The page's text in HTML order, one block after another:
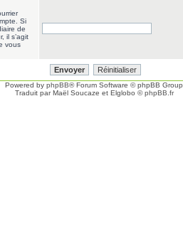
Si
de
il s’agit
vous
Powered by phpBB® Forum Software © phpBB Group
Traduit par Maël Soucaze et Elglobo ©phpBB.fr